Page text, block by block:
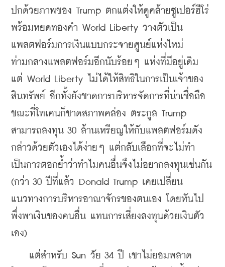
ปกด้วยภาพของ Trump ตกแต่งให้ดูคล้ายซูเปอร์ฮีโร่
พร้อมหยดทองคำ World Liberty วางตัวเป็น
แพลตฟอร์มการเงินแบบกระจายศูนย์แห่งใหม่
ท่ามกลางแพลตฟอร์มอีกนับร้อยๆ แห่งที่มีอยู่เดิม
แต่ World Liberty ไม่ได้ให้สิทธิในการเป็นเจ้าของ
สินทรัพย์ อีกทั้งยังขาดการบริหารจัดการที่น่าเชื่อถือ
ขณะที่โทเคนก็ขาดสภาพคล่อง ตระกูล Trump
สามารถลงทุน 30 ล้านเหรียญให้กับแพลตฟอร์มดัง
กล่าวด้วยตัวเองได้ง่ายๆ แต่กลับเลือกที่จะไม่ทำ
เป็นการตอกย้ำว่าทำไมคนอื่นจึงไม่อยากลงทุนเช่นกัน
(กว่า 30 ปีที่แล้ว Donald Trump เคยเปลี่ยน
แนวทางการบริหารอาณาจักรของตนเอง โดยหันไป
พึ่งพาเงินของคนอื่น แทนการเสี่ยงลงทุนด้วยเงินตัว
เอง)
แต่สำหรับ Sun วัย 34 ปี เขาไม่ยอมพลาด